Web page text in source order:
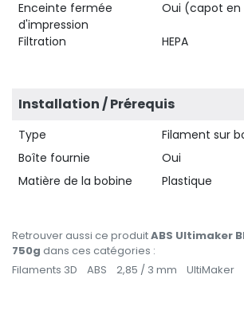
Enceinte fermée
d'impression
Oui (capot en
Filtration HEPA
Installation / Prérequis
Type
Filament sur
Boîte fournie
Oui
Matière de la bobine
Plastique
Retrouver aussi ce produitABS Ultimaker
750g dans ces catégories :
Filaments 3D
ABS 2,85 / 3 mm UltiMaker